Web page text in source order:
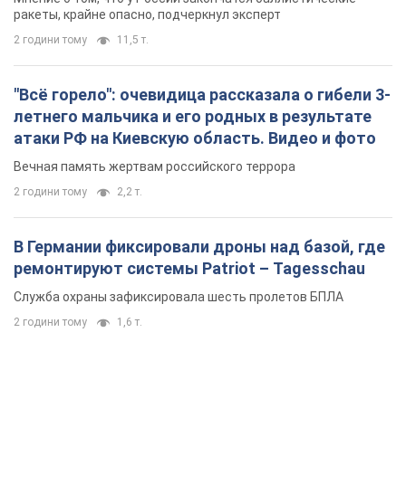
ракеты, крайне опасно, подчеркнул эксперт
2 години тому 11,5 т.
"Всё горело": очевидица рассказала о гибели 3-
летнего мальчика и его родных в результате
атаки РФ на Киевскую область. Видео и фото
Вечная память жертвам российского террора
2 години тому 2,2 т.
В Германии фиксировали дроны над базой, где
ремонтируют системы Patriot – Tagesschau
Служба охраны зафиксировала шесть пролетов БПЛА
2 години тому 1,6 т.